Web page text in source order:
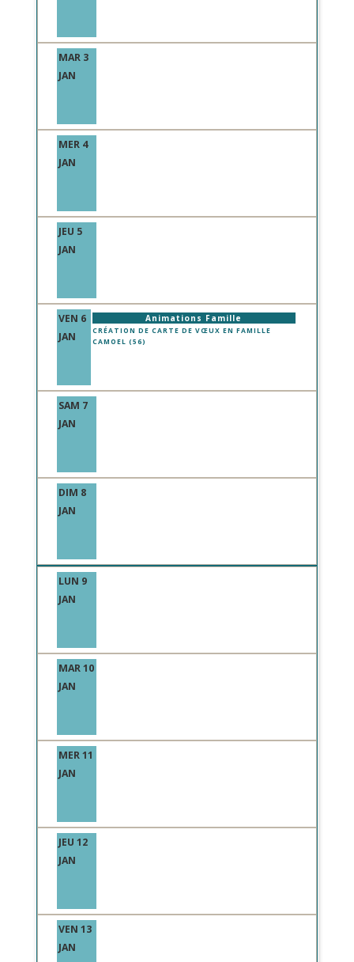
MAR 3
JAN
MER 4
JAN
JEU 5
JAN
VEN 6
JAN
Animations Famille
CRÉATION DE CARTE DE VŒUX EN FAMILLE
CAMOEL (56)
SAM 7
JAN
DIM 8
JAN
LUN 9
JAN
MAR 10
JAN
MER 11
JAN
JEU 12
JAN
VEN 13
JAN